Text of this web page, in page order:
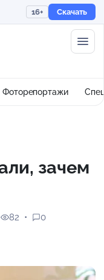
16+ Скачать
Фоторепортажи
зачем
82 0